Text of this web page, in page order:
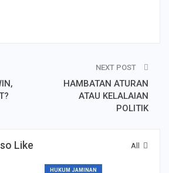
NEXT POST
HAMBATAN ATURAN
ATAU KELALAIAN
POLITIK
All
Like
HUKUM JAMINAN